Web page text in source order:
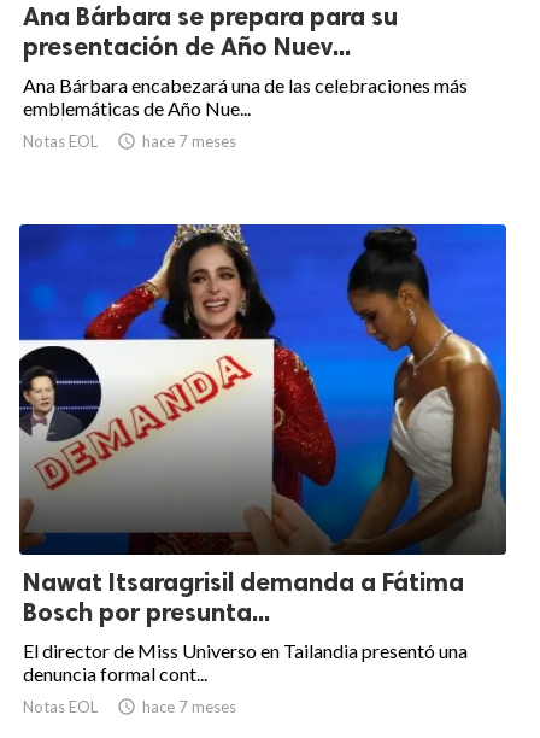
Ana Bárbara se prepara para su
presentación de Año Nuev...
Ana Bárbara encabezará una de las celebraciones más
emblemáticas de Año Nue...
Notas EOL  hace 7 meses
Nawat Itsaragrisil demanda a Fátima
Bosch por presunta...
El director de Miss Universo en Tailandia presentó una
denuncia formal cont...
Notas EOL  hace 7 meses